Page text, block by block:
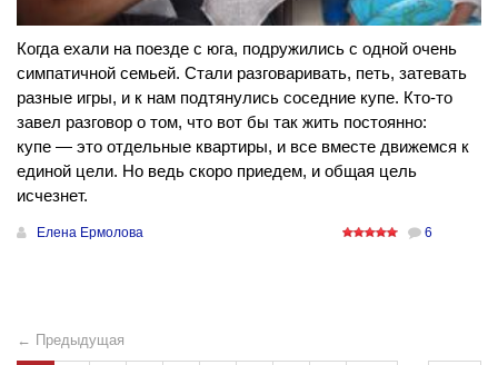
Когда ехали на поезде с юга, подружились с одной очень
симпатичной семьей. Стали разговаривать, петь, затевать
разные игры, и к нам подтянулись соседние купе. Кто-то
завел разговор о том, что вот бы так жить постоянно:
купе — это отдельные квартиры, и все вместе движемся к
единой цели. Но ведь скоро приедем, и общая цель
исчезнет.
Елена Ермолова 6
← Предыдущая